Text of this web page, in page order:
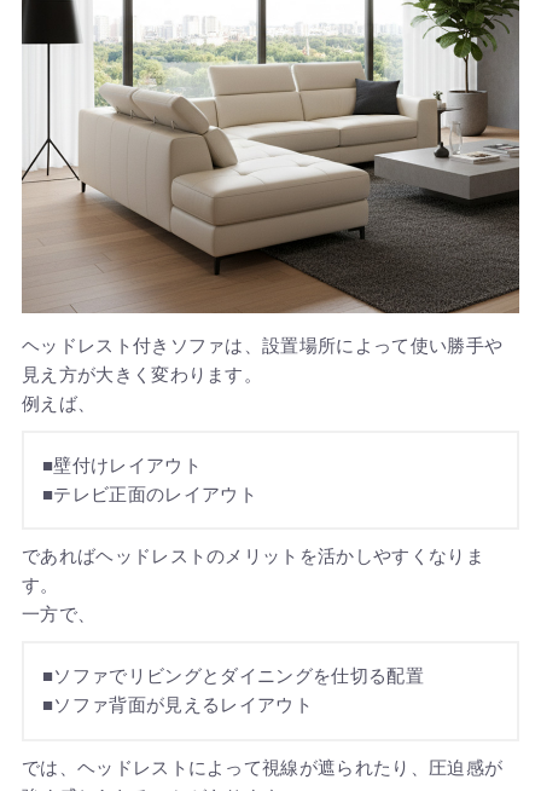
ヘッドレスト付きソファは、設置場所によって使い勝手や
見え方が大きく変わります。
例えば、
■壁付けレイアウト
■テレビ正面のレイアウト
であればヘッドレストのメリットを活かしやすくなりま
す。
一方で、
■ソファでリビングとダイニングを仕切る配置
■ソファ背面が見えるレイアウト
では、ヘッドレストによって視線が遮られたり、圧迫感が